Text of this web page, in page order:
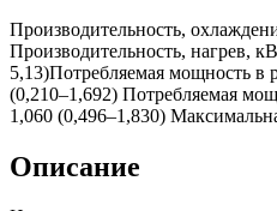
Производительность,
Производительность, нагрев,
5,13)Потребляемая мощность
(0,210–1,692) Потребляемая
1,060 (0,496–1,830)
Описание